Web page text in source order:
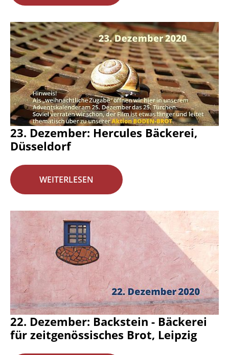
23. Dezember: Hercules Bäckerei,
Düsseldorf
WEITERLESEN
22. Dezember: Backstein - Bäckerei
für zeitgenössisches Brot, Leipzig